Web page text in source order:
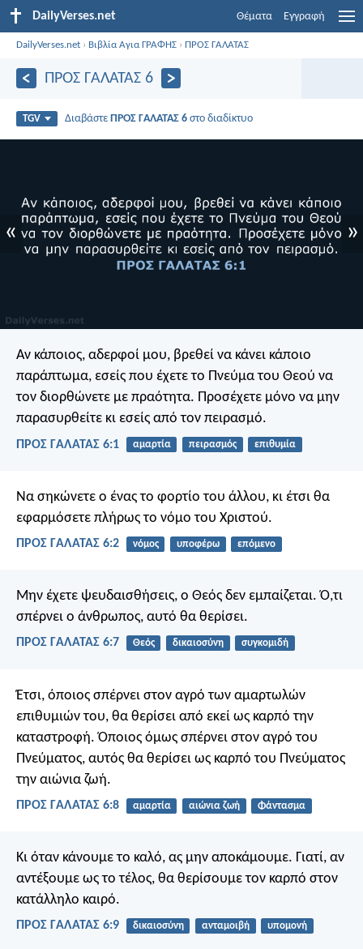
DailyVerses.net Θέματα Εγγραφή
DailyVerses.net › Βιβλία Αγια ΓΡΑΦΗΣ › ΠΡΟΣ ΓΑΛΑΤΑΣ
ΠΡΟΣ ΓΑΛΑΤΑΣ 6
TGV Διαβάστε ΠΡΟΣ ΓΑΛΑΤΑΣ 6 στο διαδίκτυο
« »
Αν κάποιος, αδερφοί μου, βρεθεί να κάνει κάποιο
παράπτωμα, εσείς που έχετε το Πνεύμα του Θεού να
τον διορθώνετε με πραότητα. Προσέχετε μόνο να μην
παρασυρθείτε κι εσείς από τον πειρασμό.
ΠΡΟΣ ΓΑΛΑΤΑΣ 6:1 αμαρτία πειρασμός επιθυμία
Να σηκώνετε ο ένας το φορτίο του άλλου, κι έτσι θα
εφαρμόσετε πλήρως το νόμο του Χριστού.
ΠΡΟΣ ΓΑΛΑΤΑΣ 6:2 νόμος υποφέρω επόμενο
Μην έχετε ψευδαισθήσεις, ο Θεός δεν εμπαίζεται. Ό,τι
σπέρνει ο άνθρωπος, αυτό θα θερίσει.
ΠΡΟΣ ΓΑΛΑΤΑΣ 6:7 Θεός δικαιοσύνη συγκομιδή
Έτσι, όποιος σπέρνει στον αγρό των αμαρτωλών
επιθυμιών του, θα θερίσει από εκεί ως καρπό την
καταστροφή. Όποιος όμως σπέρνει στον αγρό του
Πνεύματος, αυτός θα θερίσει ως καρπό του Πνεύματος
την αιώνια ζωή.
ΠΡΟΣ ΓΑΛΑΤΑΣ 6:8 αμαρτία αιώνια ζωή Φάντασμα
Κι όταν κάνουμε το καλό, ας μην αποκάμουμε. Γιατί, αν
αντέξουμε ως το τέλος, θα θερίσουμε τον καρπό στον
κατάλληλο καιρό.
ΠΡΟΣ ΓΑΛΑΤΑΣ 6:9 δικαιοσύνη ανταμοιβή υπομονή